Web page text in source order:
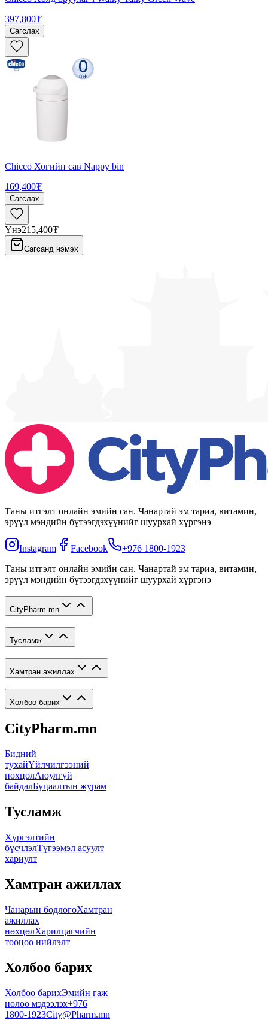
397,800₮
Сагслах
Chicco Хогийн сав Nappy bin
169,400₮
Сагслах
Үнэ215,400₮
Сагсанд нэмэх
Таны итгэлт онлайн эмийн сан. Чанартай эм тариа, витамин,
эрүүл мэндийн бүтээгдэхүүнийг шуурхай хүргэнэ
Instagram Facebook
+976 1800-1923
Таны итгэлт онлайн эмийн сан. Чанартай эм тариа, витамин,
эрүүл мэндийн бүтээгдэхүүнийг шуурхай хүргэнэ
CityPharm.mn
Тусламж
Хамтран ажиллах
Холбоо барих
CityPharm.mn
Бидний
тухайҮйлчилгээний
нөхцөлАюулгүй
байдалБуцаалтын журам
Тусламж
Хүргэлтийн
бүсчлэлТүгээмэл асуулт
хариулт
Хамтран ажиллах
Чанарын бодлогоХамтран
ажиллах
нөхцөлХарилцагчийн
тооцоо нийлэлт
Холбоо барих
Холбоо барихЭмийн гаж
нөлөө мэдээлэх+976
1800-1923City@Pharm.mn